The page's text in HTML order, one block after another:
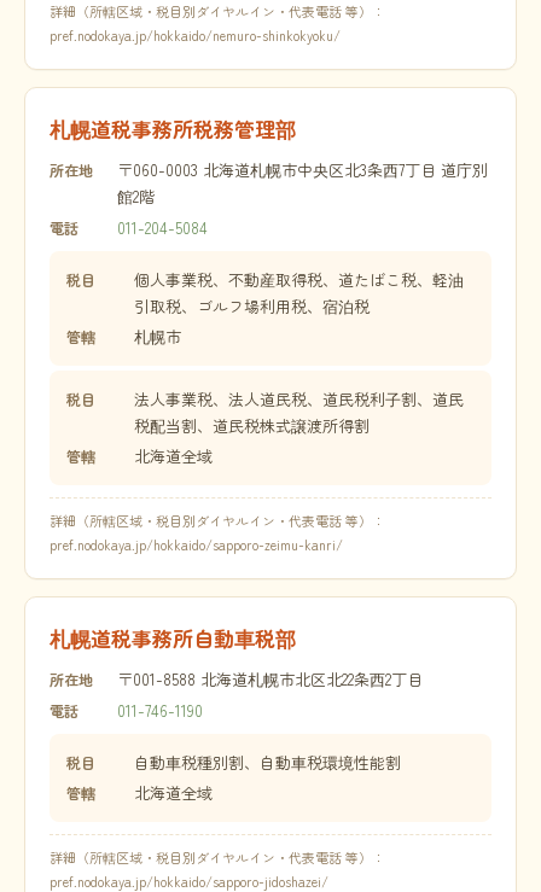
詳細（所轄区域・税目別ダイヤルイン・代表電話 等）：
pref.nodokaya.jp/hokkaido/nemuro-shinkokyoku/
札幌道税事務所税務管理部
所在地
〒060-0003 北海道札幌市中央区北3条西7丁目 道庁別
館2階
電話 011-204-5084
税目
個人事業税、不動産取得税、道たばこ税、軽油
引取税、ゴルフ場利用税、宿泊税
管轄 札幌市
税目
法人事業税、法人道民税、道民税利子割、道民
税配当割、道民税株式譲渡所得割
管轄 北海道全域
詳細（所轄区域・税目別ダイヤルイン・代表電話 等）：
pref.nodokaya.jp/hokkaido/sapporo-zeimu-kanri/
札幌道税事務所自動車税部
所在地 〒001-8588 北海道札幌市北区北22条西2丁目
電話 011-746-1190
税目 自動車税種別割、自動車税環境性能割
管轄 北海道全域
詳細（所轄区域・税目別ダイヤルイン・代表電話 等）：
pref.nodokaya.jp/hokkaido/sapporo-jidoshazei/